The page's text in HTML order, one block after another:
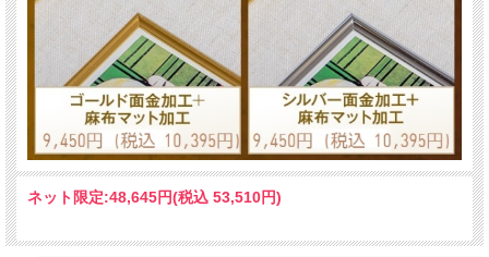
ネット限定:48,645円(税込 53,510円)